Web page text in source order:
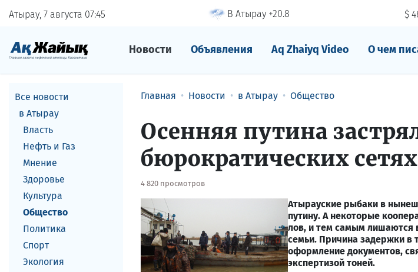
Атырау, 7 августа 0745 В Атырау +20.8 $
Новости Объявления Aq Zhaiyq Video О чем
Все новости
в Атырау
Власть
Нефть и Газ
Мнение
Здоровье
Культура
Общество
Политика
Спорт
Экология
Главная Новости в Атырау Общество
Осенняя путина
бюрократических сетях
4 820 просмотров
Атырауские рыбаки в
путину. А некоторые
лов, и тем самым лишаются
семьи. Причина задержки в
оформление документов,
экспертизой тоней.